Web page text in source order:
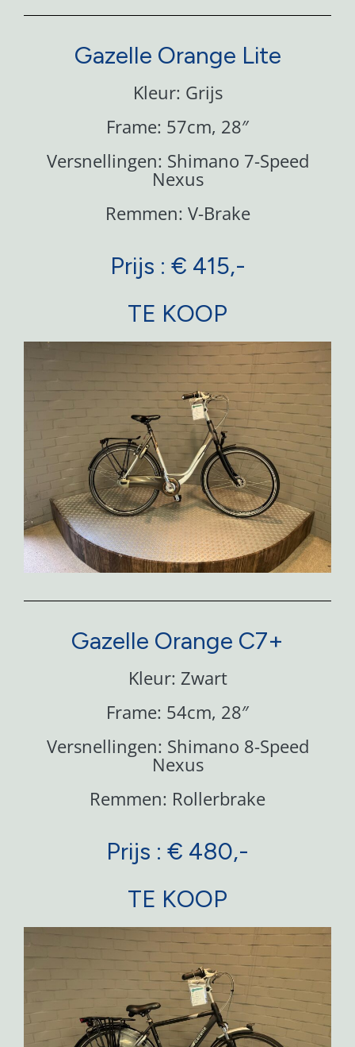
Gazelle Orange Lite
Kleur: Grijs
Frame: 57cm, 28″
Versnellingen: Shimano 7-Speed
Nexus
Remmen: V-Brake
Prijs : € 415,-
TE KOOP
Gazelle Orange C7+
Kleur: Zwart
Frame: 54cm, 28″
Versnellingen: Shimano 8-Speed
Nexus
Remmen: Rollerbrake
Prijs : € 480,-
TE KOOP